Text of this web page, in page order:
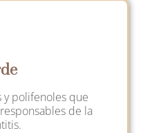
y polifenoles que
de la